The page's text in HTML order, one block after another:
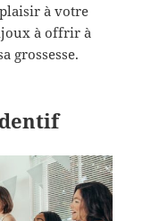
à votre
à offrir à
grossesse.